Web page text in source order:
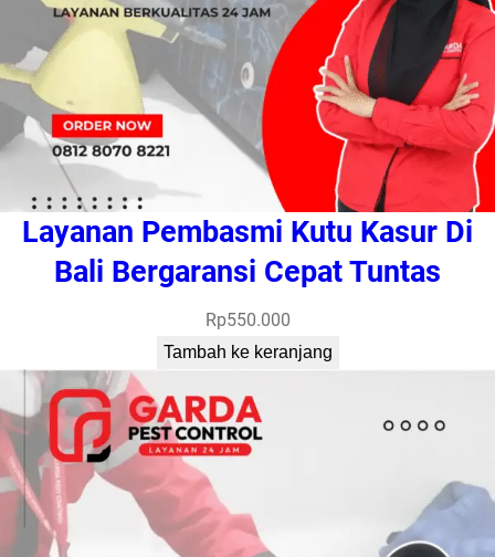
Layanan Pembasmi Kutu Kasur Di
Bali Bergaransi Cepat Tuntas
Rp550.000
Tambah ke keranjang